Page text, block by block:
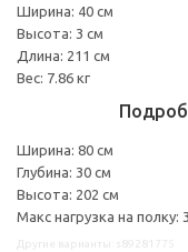
Ширина: 40 см
Высота: 3 см
Длина: 211 см
Вес: 7.86 кг
Ширина: 80 см
Глубина: 30 см
Высота: 202 см
Макс нагрузка на полку: